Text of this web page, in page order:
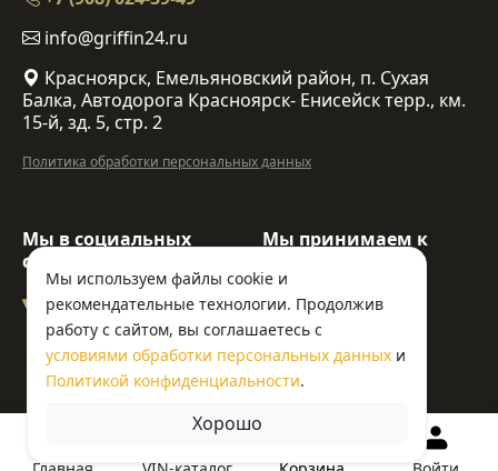
Мы используем файлы cookie и
рекомендательные технологии. Продолжив
работу с сайтом, вы соглашаетесь с
условиями обработки персональных данных и
Политикой конфиденциальности.
Хорошо
info@griffin24.ru
Красноярск, Емельяновский район, п. Сухая
Балка, Автодорога Красноярск- Енисейск терр., км.
15-й, зд. 5, стр. 2
Политика обработки персональных данных
Мы в социальных
сетях:
Мы принимаем к
© ООО «Гриффин»